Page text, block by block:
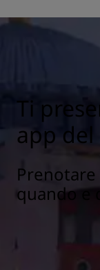
Ti
app
Prenotare
quando e